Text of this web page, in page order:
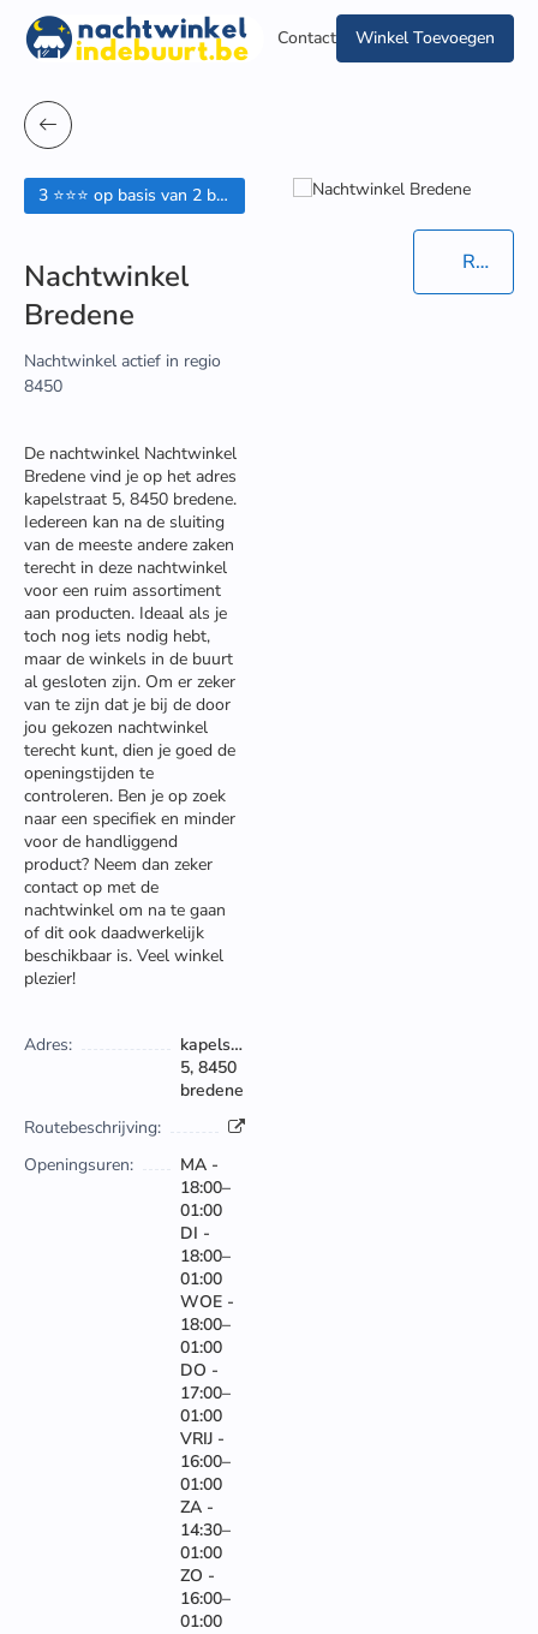
Contact Winkel Toevoegen
Routebeschrijving in Google Maps
3 ⭐⭐⭐ op basis van 2 beoordelingen
Nachtwinkel
Bredene
Nachtwinkel actief in regio
8450
De nachtwinkel Nachtwinkel
Bredene vind je op het adres
kapelstraat 5, 8450 bredene.
Iedereen kan na de sluiting
van de meeste andere zaken
terecht in deze nachtwinkel
voor een ruim assortiment
aan producten. Ideaal als je
toch nog iets nodig hebt,
maar de winkels in de buurt
al gesloten zijn. Om er zeker
van te zijn dat je bij de door
jou gekozen nachtwinkel
terecht kunt, dien je goed de
openingstijden te
controleren. Ben je op zoek
naar een specifiek en minder
voor de handliggend
product? Neem dan zeker
contact op met de
nachtwinkel om na te gaan
of dit ook daadwerkelijk
beschikbaar is. Veel winkel
plezier!
Adres:
kapelstraat
5, 8450
bredene
Routebeschrijving:
Openingsuren:
MA -
18:00–
01:00
DI -
18:00–
01:00
WOE -
18:00–
01:00
DO -
17:00–
01:00
VRIJ -
16:00–
01:00
ZA -
14:30–
01:00
ZO -
16:00–
01:00